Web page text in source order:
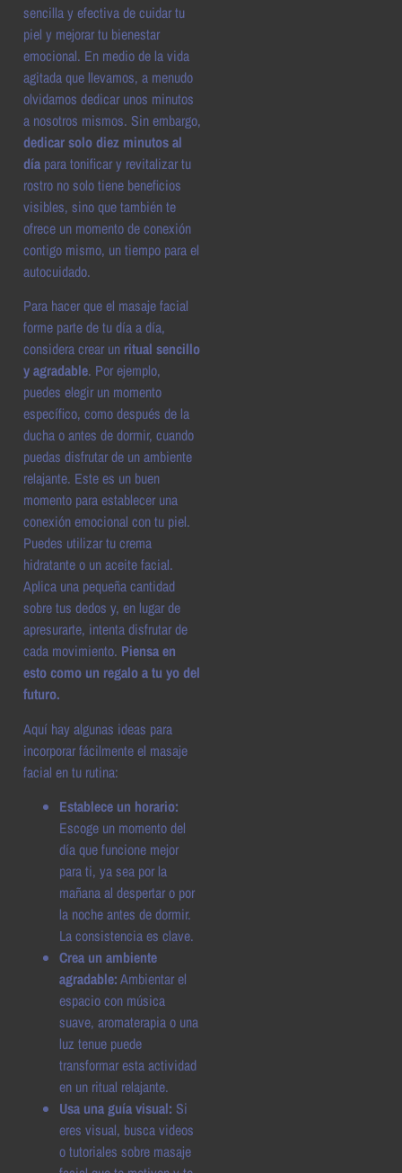
sencilla y efectiva de cuidar tu
piel y mejorar tu bienestar
emocional. En medio de la vida
agitada que llevamos, a menudo
olvidamos dedicar unos minutos
a nosotros mismos. Sin embargo,
dedicar solo diez minutos al
día para tonificar y revitalizar tu
rostro no solo tiene beneficios
visibles, sino que también te
ofrece un momento de conexión
contigo mismo, un tiempo para el
autocuidado.
Para hacer que el masaje facial
forme parte de tu día a día,
considera crear un ritual sencillo
y agradable. Por ejemplo,
puedes elegir un momento
específico, como después de la
ducha o antes de dormir, cuando
puedas disfrutar de un ambiente
relajante. Este es un buen
momento para establecer una
conexión emocional con tu piel.
Puedes utilizar tu crema
hidratante o un aceite facial.
Aplica una pequeña cantidad
sobre tus dedos y, en lugar de
apresurarte, intenta disfrutar de
cada movimiento. Piensa en
esto como un regalo a tu yo del
futuro.
Aquí hay algunas ideas para
incorporar fácilmente el masaje
facial en tu rutina:
Establece un horario:
Escoge un momento del
día que funcione mejor
para ti, ya sea por la
mañana al despertar o por
la noche antes de dormir.
La consistencia es clave.
Crea un ambiente
agradable:Ambientar el
espacio con música
suave, aromaterapia o una
luz tenue puede
transformar esta actividad
en un ritual relajante.
Usa una guía visual: Si
eres visual, busca videos
o tutoriales sobre masaje